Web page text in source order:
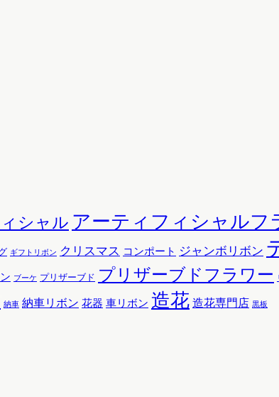
シャル アーティフィシャルフ
ギフトリボン クリスマス コンポート ジャンボリボン
ブーケ プリザーブド プリザーブドフラワー
納車 納車リボン 花器 車リボン 造花 造花専門店 黒板